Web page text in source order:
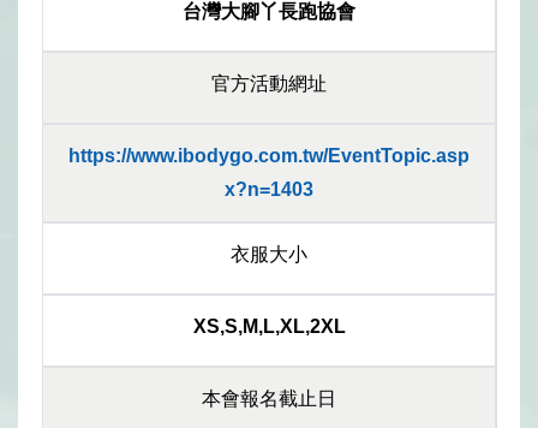
台灣大腳丫長跑協會
官方活動網址
https://www.ibodygo.com.tw/EventTopic.asp
x?n=1403
衣服大小
XS,S,M,L,XL,2XL
本會報名截止日